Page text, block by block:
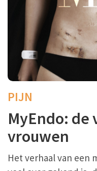
PIJN
MyEndo: de
vrouwen
Het verhaal van een